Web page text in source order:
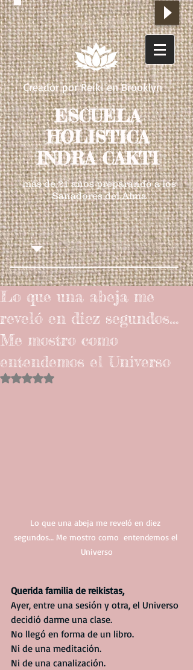
Creador por Reiki en Brooklyn
ESCUELA
HOLISTICA
INDRA CAKTI
más de 21 años preparando a los
Sanadores del Alma
Lo que una abeja me
reveló en diez segundos…
Me mostro como
entendemos el Universo
Obtuvo NaN de 5 estrellas.
Lo que una abeja me reveló en diez
segundos… Me mostro como  entendemos el
Universo
Querida familia de reikistas,
Ayer, entre una sesión y otra, el Universo
decidió darme una clase.
No llegó en forma de un libro.
Ni de una meditación.
Ni de una canalización.